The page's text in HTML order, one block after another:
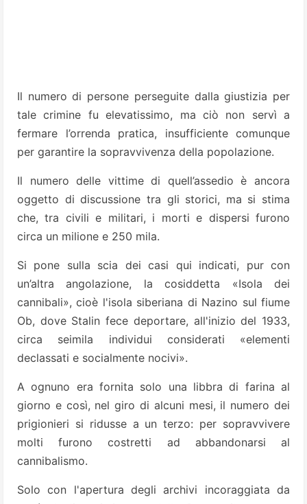
Il numero di persone perseguite dalla giustizia per
tale crimine fu elevatissimo, ma ciò non servì a
fermare l’orrenda pratica, insufficiente comunque
per garantire la sopravvivenza della popolazione.
Il numero delle vittime di quell’assedio è ancora
oggetto di discussione tra gli storici, ma si stima
che, tra civili e militari, i morti e dispersi furono
circa un milione e 250 mila.
Si pone sulla scia dei casi qui indicati, pur con
un’altra angolazione, la cosiddetta «Isola dei
cannibali», cioè l'isola siberiana di Nazino sul fiume
Ob, dove Stalin fece deportare, all'inizio del 1933,
circa seimila individui considerati «elementi
declassati e socialmente nocivi».
A ognuno era fornita solo una libbra di farina al
giorno e così, nel giro di alcuni mesi, il numero dei
prigionieri si ridusse a un terzo: per sopravvivere
molti furono costretti ad abbandonarsi al
cannibalismo.
Solo con l'apertura degli archivi incoraggiata da